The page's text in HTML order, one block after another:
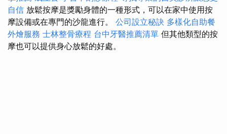
自信 放鬆按摩是獎勵身體的一種形式，可以在家中使用按
摩設備或在專門的沙龍進行。 公司設立秘訣 多樣化自助餐
外燴服務 士林整骨療程 台中牙醫推薦清單 但其他類型的按
摩也可以提供身心放鬆的好處。